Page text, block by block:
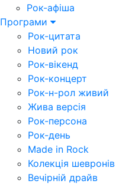
Рок-афіша
Програми
Рок-цитата
Новий рок
Рок-вікенд
Рок-концерт
Рок-н-рол живий
Жива версія
Рок-персона
Рок-день
Made in Rock
Колекція шевронів
Вечірній драйв